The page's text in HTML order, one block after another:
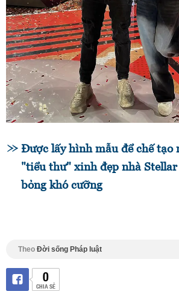
Được lấy hình mẫu để chế tạo
"tiểu thư" xinh đẹp nhà Stellar
bỏng khó cưỡng
Theo Đời sống Pháp luật
0
CHIA SẺ